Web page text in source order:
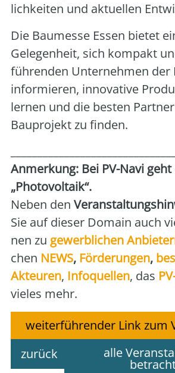
lich­kei­ten und aktu­el­len
Die Bau­mes­se Essen bie­tet
Gele­gen­heit, sich kom­pakt
füh­ren­den Unter­neh­men der
infor­mie­ren, inno­va­ti­ve
ler­nen und die bes­ten
Bau­pro­jekt zu fin­den.
Anmer­kung: Bei PV-Navi
„Pho­to­vol­ta­ik“.
Neben den
Sie auf die­ser Domain auch
nen zu gewerb­li­chen
chen NEWS, För­de­run­gen,
Akteu­ren, Info­quel­len, das
vie­les mehr.
weiterführender Link zum
zurück
alle